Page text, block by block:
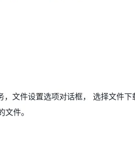
文件设置选项对话框， 选择文件下
件。